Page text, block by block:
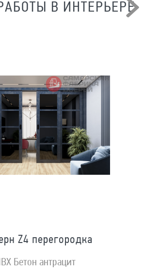
В ИНТЕРЬЕРЕ
Z4 перегородка
Бетон антрацит